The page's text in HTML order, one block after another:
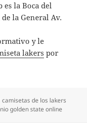
la Boca del
la General Av.
y le
lakers por
Etiquetas
camisetas de los lakers
golden state online